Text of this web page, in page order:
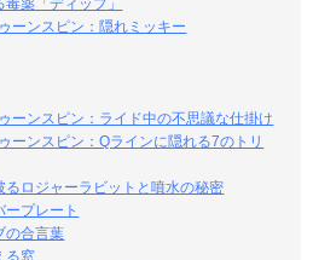
薬「ディップ」
ーンスピン：隠れミッキー
ーンスピン：ライド中の不思議な仕掛け
ーンスピン：Qラインに隠れる7のトリ
ロジャーラビットと噴水の秘密
プレート
の合言葉